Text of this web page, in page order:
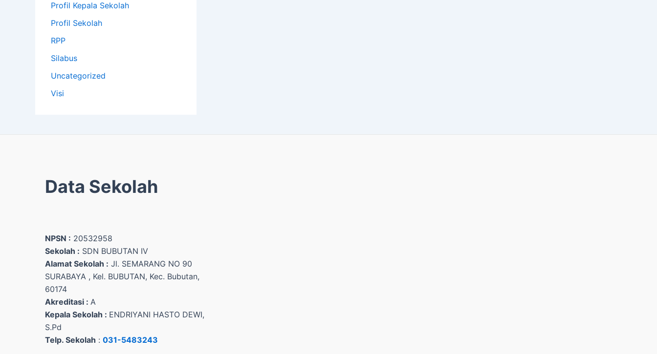
Profil Kepala Sekolah
Profil Sekolah
RPP
Silabus
Uncategorized
Visi
Data Sekolah
NPSN : 20532958
Sekolah : SDN BUBUTAN IV
Alamat Sekolah : Jl. SEMARANG NO 90
SURABAYA , Kel. BUBUTAN, Kec. Bubutan,
60174
Akreditasi : A
Kepala Sekolah : ENDRIYANI HASTO DEWI,
S.Pd
Telp. Sekolah : 031-5483243